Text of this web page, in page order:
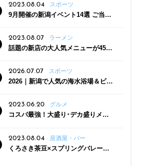
2023.08.04
スポーツ
9月開催の新潟イベント14選 ご当地
2023.08.07 ラーメン
話題の新店の大人気メニューが450
クーポン登場
2026.07.07 スポーツ
2026｜新潟で人気の海水浴場＆ビー
2023.06.20
グルメ
コスパ最強！大盛り･デカ盛りメニ
2023.08.04
居酒屋・バー
くろさき茶豆×スプリングバレー豊